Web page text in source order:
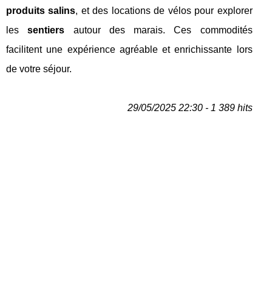
produits salins, et des locations de vélos pour explorer
lessentiers autour des marais. Ces commodités
facilitent une expérience agréable et enrichissante lors
de votre séjour.
29/05/2025 22:30 - 1 389 hits